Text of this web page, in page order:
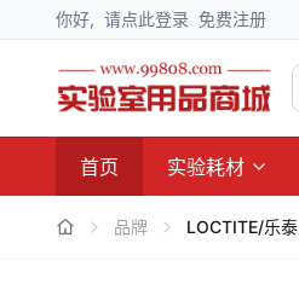
你好, 请点此登录 免费注册
首页 实验耗材
品牌 LOCTITE/乐泰